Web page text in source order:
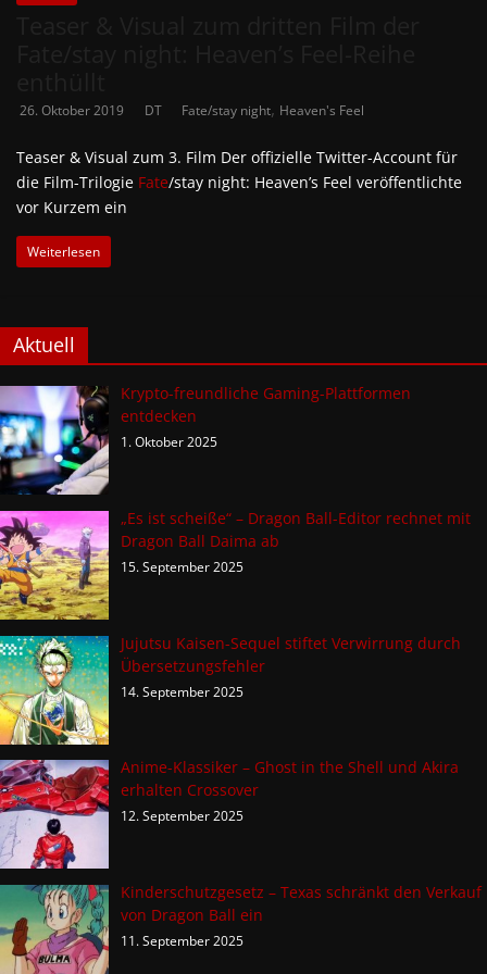
26. Oktober 2019 DT Fate/stay night, Heaven's Feel
Teaser & Visual zum 3. Film Der offizielle Twitter-Account für
die Film-Trilogie Fate/stay night: Heaven’s Feel veröffentlichte
vor Kurzem ein
Weiterlesen
Aktuell
Krypto-freundliche Gaming-Plattformen
entdecken
1. Oktober 2025
„Es ist scheiße“ – Dragon Ball-Editor rechnet mit
Dragon Ball Daima ab
15. September 2025
Jujutsu Kaisen-Sequel stiftet Verwirrung durch
Übersetzungsfehler
14. September 2025
Anime-Klassiker – Ghost in the Shell und Akira
erhalten Crossover
12. September 2025
Kinderschutzgesetz – Texas schränkt den Verkauf
von Dragon Ball ein
11. September 2025